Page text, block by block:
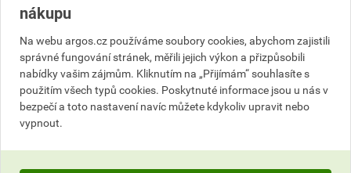
Číslo položky:
Výrobky značky:
Popis
nákupu
Na webu argos.cz používáme soubory cookies, abychom zajistili
správné fungování stránek, měřili jejich výkon a přizpůsobili
nabídky vašim zájmům. Kliknutím na „Přijímám“ souhlasíte s
použitím všech typů cookies. Poskytnuté informace jsou u nás v
bezpečí a toto nastavení navíc můžete kdykoliv upravit nebo
vypnout.